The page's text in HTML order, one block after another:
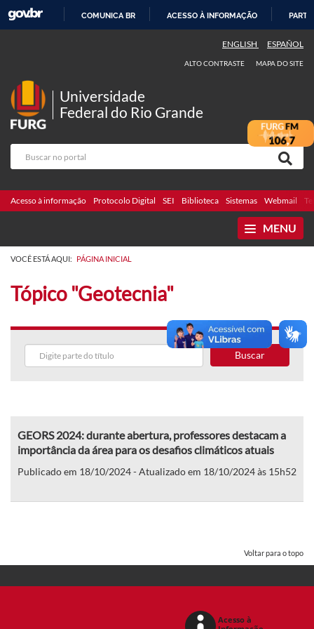
COMUNICA BR ACESSO À INFORMAÇÃO
ENGLISH ESPAÑOL
ALTO CONTRASTE MAPA DO SITE
Universidade
Federal do Rio Grande
Acesso à informação Protocolo Digital SEI Biblioteca Sistemas Webmail
MENU
VOCÊ ESTÁ AQUI: PÁGINA INICIAL
Tópico "Geotecnia"
Buscar
GEORS 2024: durante abertura, professores destacam a
importância da área para os desafios climáticos atuais
Publicado em 18/10/2024 - Atualizado em 18/10/2024 às 15h52
Voltar para o topo